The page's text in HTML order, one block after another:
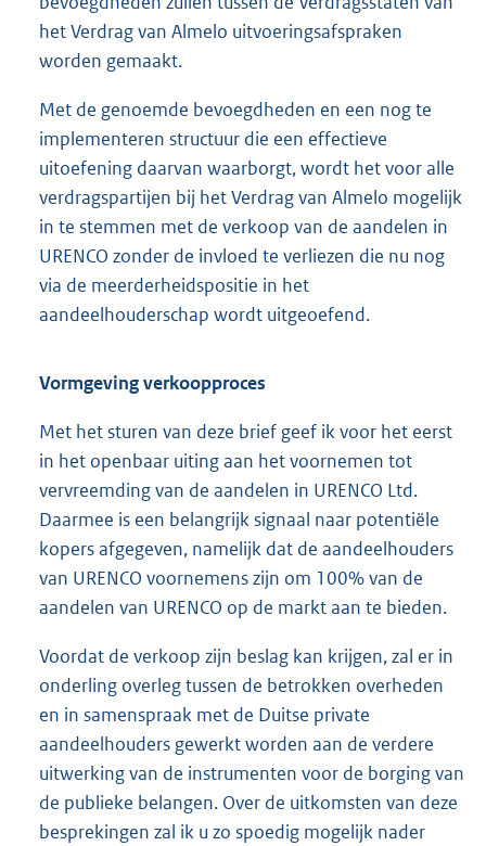
het Verdrag van Almelo uitvoeringsafspraken
worden gemaakt.
Met de genoemde bevoegdheden en een nog te
implementeren structuur die een effectieve
uitoefening daarvan waarborgt, wordt het voor alle
verdragspartijen bij het Verdrag van Almelo mogelijk
in te stemmen met de verkoop van de aandelen in
URENCO zonder de invloed te verliezen die nu nog
via de meerderheidspositie in het
aandeelhouderschap wordt uitgeoefend.
Vormgeving verkoopproces
Met het sturen van deze brief geef ik voor het eerst
in het openbaar uiting aan het voornemen tot
vervreemding van de aandelen in URENCO Ltd.
Daarmee is een belangrijk signaal naar potentiële
kopers afgegeven, namelijk dat de aandeelhouders
van URENCO voornemens zijn om 100% van de
aandelen van URENCO op de markt aan te bieden.
Voordat de verkoop zijn beslag kan krijgen, zal er in
onderling overleg tussen de betrokken overheden
en in samenspraak met de Duitse private
aandeelhouders gewerkt worden aan de verdere
uitwerking van de instrumenten voor de borging van
de publieke belangen. Over de uitkomsten van deze
besprekingen zal ik u zo spoedig mogelijk nader